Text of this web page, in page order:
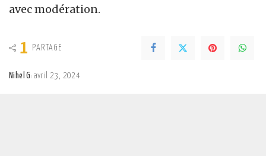
avec modération.
1 PARTAGE
Nihel G avril 23, 2024